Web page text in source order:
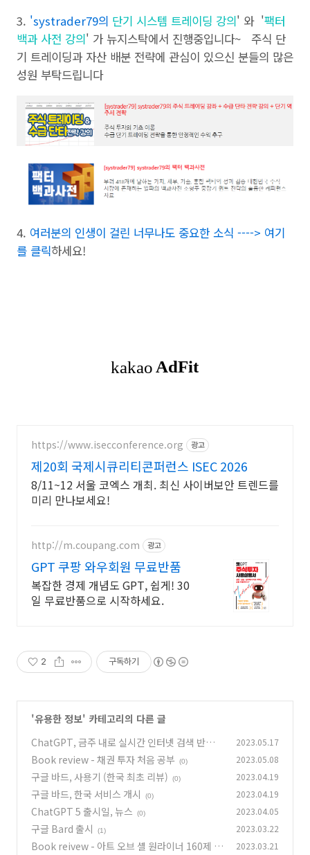
3. 'systrader79의 단기 시스템 트레이딩 강의' 와 '팩터
백과 사전 강의' 가 뉴지스탁에서 진행중입니다~ 주식 단
기 트레이딩과 자산 배분 전략에 관심이 있으신 분들의 많은
성원 부탁드립니다
4. 여러분의 인생이 걸린 너무나도 중요한 소식 ----> 여기
를 클릭하세요!
https://www.isecconference.org 광고
제20회 국제시큐리티콘퍼런스 ISEC 2026
8/11~12 서울 코엑스 개최. 최신 사이버보안 트렌드를
미리 만나보세요!
http://m.coupang.com 광고
GPT 쿠팡 와우회원 무료반품
복잡한 경제 개념도 GPT, 쉽게! 30
일 무료반품으로 시작하세요.
2 구독하기
'유용한 정보' 카테고리의 다른 글
ChatGPT, 금주 내로 실시간 인터넷 검색 반영된
다
(1)
2023.05.17
Book review - 채권 투자 처음 공부 (0) 2023.05.08
구글 바드, 사용기 (한국 최초 리뷰) (0) 2023.04.19
구글 바드, 한국 서비스 개시 (0) 2023.04.19
ChatGPT 5 출시일, 뉴스 (0) 2023.04.05
구글 Bard 출시 (1) 2023.03.22
Book reivew - 아트 오브 셸 원라이너 160제 2023.03.21